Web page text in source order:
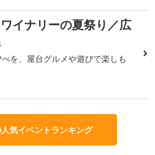
イナリーの夏祭り／広
を、屋台グルメや遊びで楽しも
気イベントランキング